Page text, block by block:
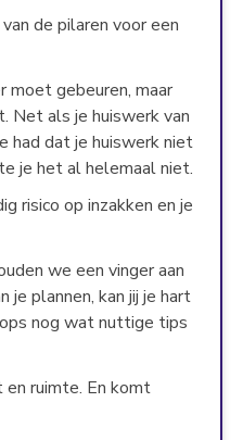
de pilaren voor een
moet gebeuren, maar
Net als je huiswerk van
had dat je huiswerk niet
je het al helemaal niet.
risico op inzakken en je
we een vinger aan
je plannen, kan jij je hart
nog wat nuttige tips
en ruimte. En komt